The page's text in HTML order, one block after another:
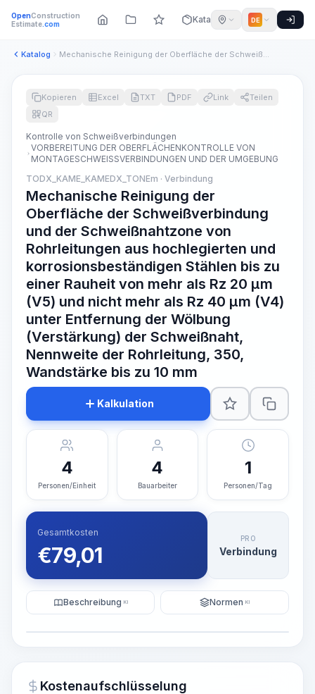
OpenConstruction
Estimate.com Katalog DE
Katalog Mechanische Reinigung der Oberfläche der Schweißverbindung u...
~15-30 Sek.
Kopieren Excel TXT PDF Link
Teilen
QR
Kontrolle von Schweißverbindungen
VORBEREITUNG DER OBERFLÄCHENKONTROLLE VON
MONTAGESCHWEISSVERBINDUNGEN UND DER UMGEBUNG
TODX_KAME_KAMEDX_TONEm · Verbindung
Mechanische Reinigung der
Oberfläche der Schweißverbindung
und der Schweißnahtzone von
Rohrleitungen aus hochlegierten und
korrosionsbeständigen Stählen bis zu
einer Rauheit von mehr als Rz 20 µm
(V5) und nicht mehr als Rz 40 µm (V4)
unter Entfernung der Wölbung
(Verstärkung) der Schweißnaht,
Nennweite der Rohrleitung, 350,
Wandstärke bis zu 10 mm
Kalkulation
4
Personen/Einheit
4
Bauarbeiter
1
Personen/Tag
Gesamtkosten
€79,01
PRO
Verbindung
Beschreibung KI Normen KI
Kostenaufschlüsselung